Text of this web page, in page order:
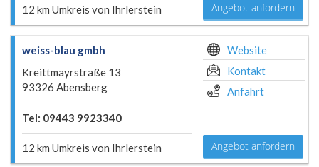
12 km Umkreis von Ihrlerstein Angebot anfordern
weiss-blau gmbh
Kreittmayrstraße 13
93326 Abensberg
Tel: 09443 9923340
12 km Umkreis von Ihrlerstein
Website
Kontakt
Anfahrt
Angebot anfordern